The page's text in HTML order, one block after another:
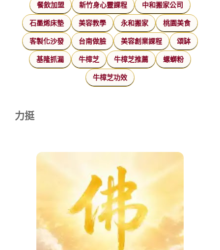
餐飲加盟 新竹身心靈課程 中和搬家公司
石墨烯床墊 美容教學 永和搬家 桃園美食
客製化沙發 台南做臉 美容創業課程 頌缽
基隆抓漏 牛樟芝 牛樟芝推薦 螺螄粉
牛樟芝功效
力挺